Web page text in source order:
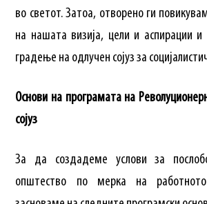
во светот. Затоа, отворено ги
на нашата визија, цели и аспирации
градење на одлучен сојуз за
Основи на програмата на
сојуз
За да создадеме услови за
општество по мерка на